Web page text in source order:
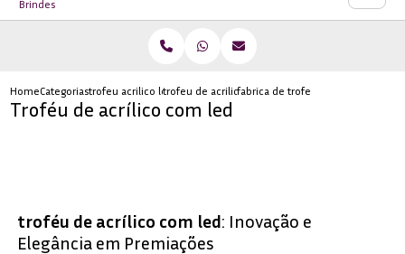
HomeCategoriastrofeu acrilico ledtrofeu de acrilico transparente para formatura
fabrica de trofeus de acrilico
Troféu de acrílico com led
troféu de acrílico com led: Inovação e
Elegância em Premiações